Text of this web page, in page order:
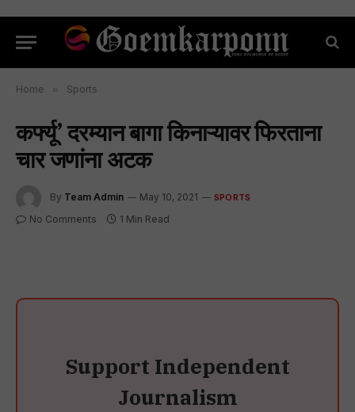
Home » Sports
कर्फ्यू’ दरम्यान बागा किनाऱ्यावर फिरताना
चार जणांना अटक
By Team Admin May 10, 2021 SPORTS
No Comments 1 Min Read
Support Independent
Journalism